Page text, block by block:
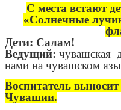
С места встают
«Солнечные
Дети: Салам!
Ведущий: чувашская
нами на чувашском
Воспитатель
Чувашии.